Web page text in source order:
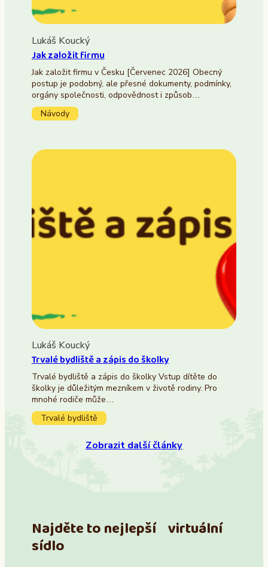
Lukáš Koucký
Jak založit firmu
Jak založit firmu v Česku [Červenec 2026] Obecný
postup je podobný, ale přesné dokumenty, podmínky,
orgány společnosti, odpovědnost i způsob…
Návody
Lukáš Koucký
Trvalé bydliště a zápis do školky
Trvalé bydliště a zápis do školky Vstup dítěte do
školky je důležitým mezníkem v životě rodiny. Pro
mnohé rodiče může…
Trvalé bydliště
Zobrazit další články
Najděte to nejlepší virtuální
sídlo